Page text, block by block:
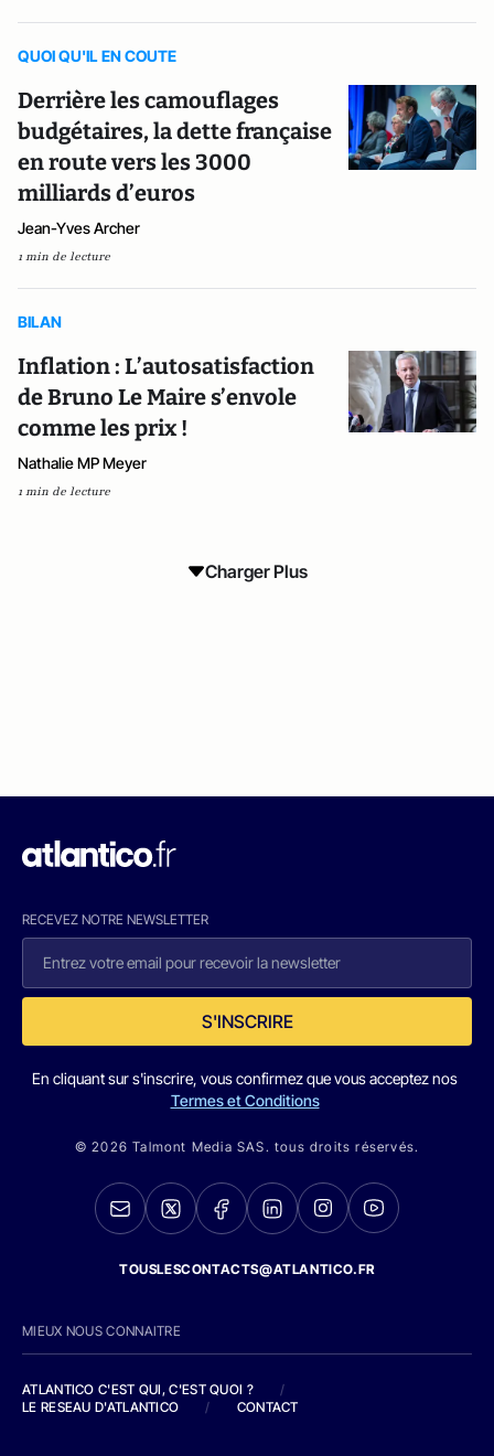
QUOI QU'IL EN COUTE
Derrière les camouflages
budgétaires, la dette française
en route vers les 3000
milliards d’euros
Jean-Yves Archer
1 min de lecture
BILAN
Inflation : L’autosatisfaction
de Bruno Le Maire s’envole
comme les prix !
Nathalie MP Meyer
1 min de lecture
Charger Plus
RECEVEZ NOTRE NEWSLETTER
S'INSCRIRE
En cliquant sur s'inscrire, vous confirmez que vous acceptez nos
Termes et Conditions
© 2026 Talmont Media SAS. tous droits réservés.
TOUSLESCONTACTS@ATLANTICO.FR
MIEUX NOUS CONNAITRE
ATLANTICO C'EST QUI, C'EST QUOI ?
/
LE RESEAU D'ATLANTICO
/ CONTACT